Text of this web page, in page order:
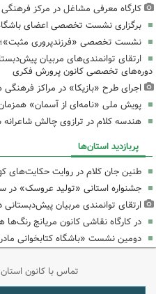
کارگاه معرفی مشاغل در مرکز فرهنگی
برگزاری نشست تخصصی اعضای
نشست تخصصی «فرزندپروری مثبت»؛
ارتقای توانمندی‌های مربیان
دوره‌های تخصصی کانون پرورش فکری
اجرای طرح «بازیکا» در مراکز
پویش ملی «نامه‌ای از آسمان»
هندسه کلام در ترازوی چالش
پربازدید استان‌ها
طنین جان کلام در روایت حکایت‌های
جشنواره استانی «تولید عروسک» در
ارتقای توانمندی مربیان
در کارگاه نقاشی کانون مریانج
دومین نشست «باشگاه کتابخوانی
تماس با کانون